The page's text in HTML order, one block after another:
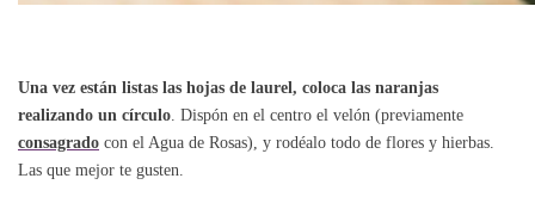
Una vez están listas las hojas de laurel, coloca las naranjas
realizando un círculo . Dispón en el centro el velón (previamente
consagrado con el Agua de Rosas), y rodéalo todo de flores y hierbas.
Las que mejor te gusten.